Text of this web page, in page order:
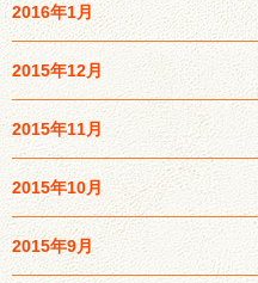
2016年1月
2015年12月
2015年11月
2015年10月
2015年9月